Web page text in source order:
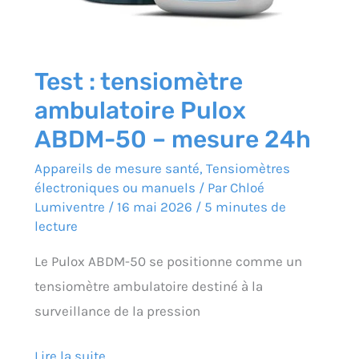
Test : tensiomètre
ambulatoire Pulox
ABDM-50 – mesure 24h
Appareils de mesure santé,Tensiomètres
électroniques ou manuels / Par Chloé
Lumiventre /16 mai 2026 / 5 minutes de
lecture
Le Pulox ABDM-50 se positionne comme un
tensiomètre ambulatoire destiné à la
surveillance de la pression